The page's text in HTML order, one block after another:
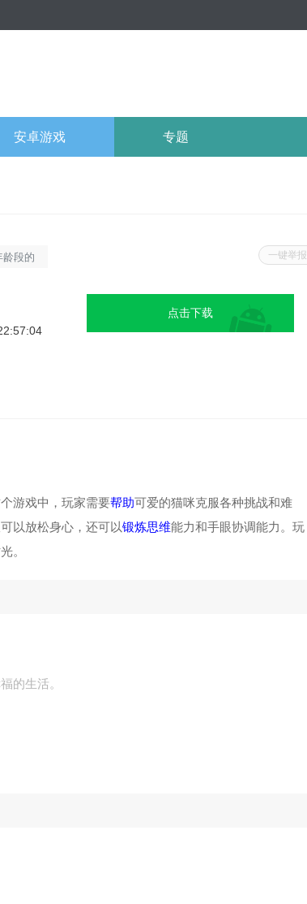
安卓游戏 专题
一键举报
龄段的
充满
以锻炼
点击下载
游戏中，玩家需要帮助可爱的猫咪克服各种挑战和难
以放松身心，还可以锻炼思维能力和手眼协调能力。玩
。
的生活。